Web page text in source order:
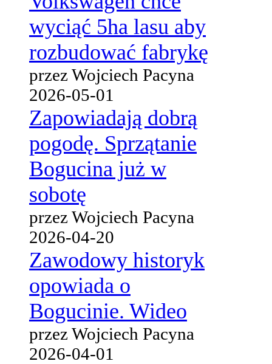
wyciąć 5ha lasu aby
rozbudować fabrykę
przez Wojciech Pacyna
2026-05-01
Zapowiadają dobrą
pogodę. Sprzątanie
Bogucina już w
sobotę
przez Wojciech Pacyna
2026-04-20
Zawodowy historyk
opowiada o
Bogucinie. Wideo
przez Wojciech Pacyna
2026-04-01